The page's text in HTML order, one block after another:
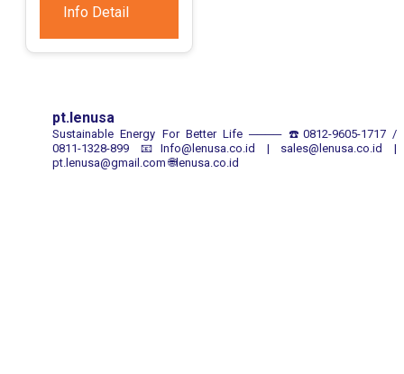
Info Detail
pt.lenusa
Sustainable Energy For Better Life ────☎️0812-9605-1717 /
0811-1328-899 📧Info@lenusa.co.id | sales@lenusa.co.id |
pt.lenusa@gmail.com 🌐lenusa.co.id